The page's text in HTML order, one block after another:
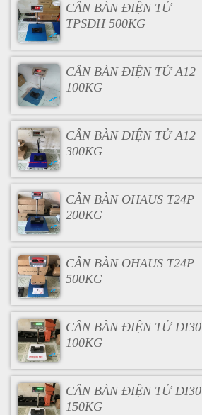
CÂN BÀN ĐIỆN TỬ
TPSDH 500KG
CÂN BÀN ĐIỆN TỬ A12
100KG
CÂN BÀN ĐIỆN TỬ A12
300KG
CÂN BÀN OHAUS T24P
200KG
CÂN BÀN OHAUS T24P
500KG
CÂN BÀN ĐIỆN TỬ DI30
100KG
CÂN BÀN ĐIỆN TỬ DI30
150KG